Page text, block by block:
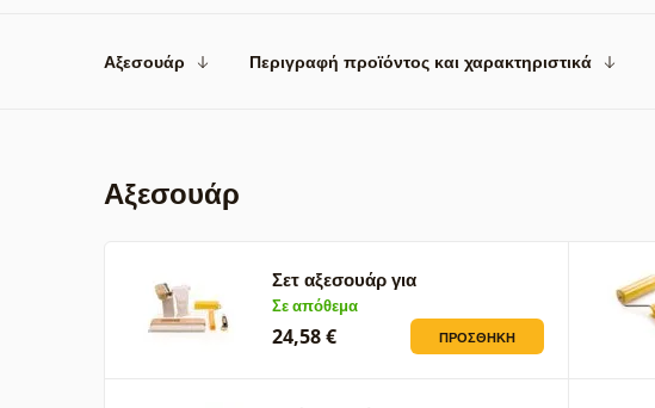
Αξεσουάρ Περιγραφή προϊόντος και χαρακτηριστικά
Αξεσουάρ
Σετ αξεσουάρ για
φωτογραφικές…
Σε απόθεμα
24,58 € ΠΡΟΣΘΉΚΗ